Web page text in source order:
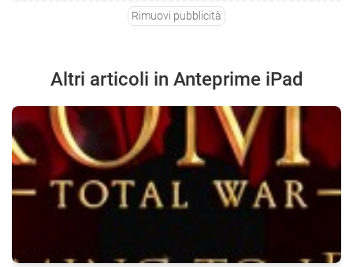
Rimuovi pubblicità
Altri articoli in Anteprime iPad